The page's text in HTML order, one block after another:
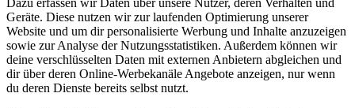
Geräte. Diese nutzen wir zur laufenden Optimierung unserer
Website und um dir personalisierte Werbung und Inhalte anzuzeigen
sowie zur Analyse der Nutzungsstatistiken. Außerdem können wir
deine verschlüsselten Daten mit externen Anbietern abgleichen und
dir über deren Online-Werbekanäle Angebote anzeigen, nur wenn
du deren Dienste bereits selbst nutzt.